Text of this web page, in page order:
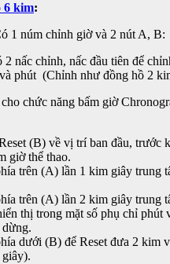
6 kim:
1 núm chỉnh giờ và 2 nút A, B:
nấc chỉnh, nấc đầu tiên để
phút (Chỉnh như đồng hồ 2
chức năng bấm giờ
(B) về vị trí ban đầu, trước
giờ thể thao.
trên (A) lần 1 kim giây trung
trên (A) lần 2 kim giây trung
thị trong mặt số phụ chỉ phút
dưới (B) để Reset đưa 2 kim